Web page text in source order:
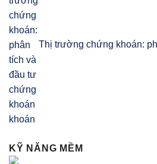
Thị trường chứng khoán:
khoán
KỸ NĂNG MỀM